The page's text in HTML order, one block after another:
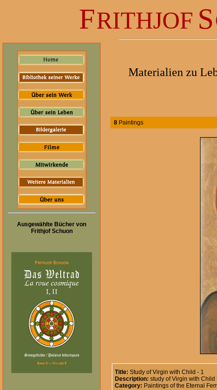
FRITHJOF S
Ausgewählte Bücher von
Frithjof Schuon
Materialien zu
8 Paintings
Title: Study of Virgin with Child - 1
Description: study of Virgin with
Category: Paintings of the Eternal